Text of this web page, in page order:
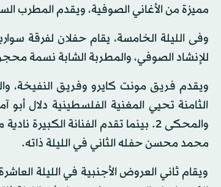
مميزة من الأغاني الصوفية، ويقدم المطرب
وفى الليلة الخامسة، يقام حفلان لفرقة
للإنشاد الصوفي، والمطربة الشابة نسمة
ويقدم فريق مونت كايرو وفريق النفيخة،
والمحكى 2. بينما تقدم الفنانة
محمد محسن حفله الثاني في الليلة ذاته.
ويقام ثاني العروض الأجنبية في الليلة